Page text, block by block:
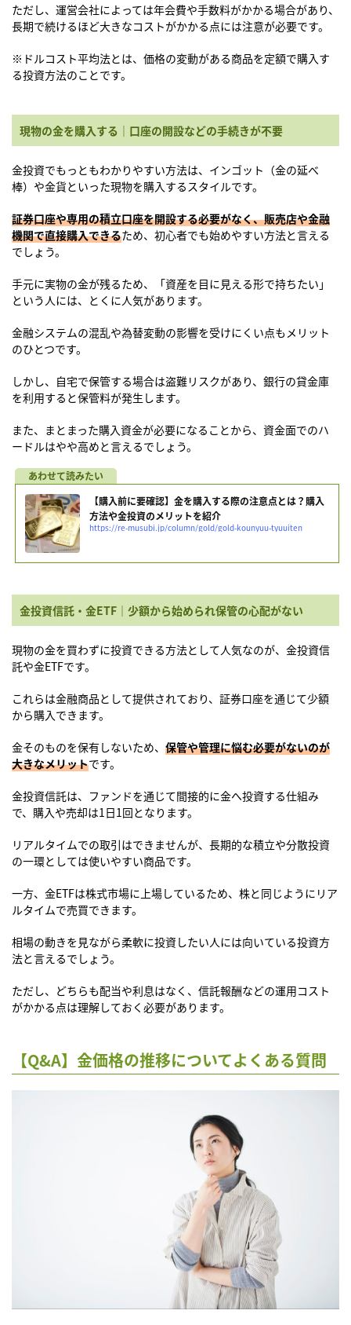
ただし、運営会社によっては年会費や手数料がかかる場合があり、
長期で続けるほど大きなコストがかかる点には注意が必要です。
※ドルコスト平均法とは、価格の変動がある商品を定額で購入す
る投資方法のことです。
現物の金を購入する｜口座の開設などの手続きが不要
金投資でもっともわかりやすい方法は、インゴット（金の延べ
棒）や金貨といった現物を購入するスタイルです。
証券口座や専用の積立口座を開設する必要がなく、販売店や金融
機関で直接購入できるため、初心者でも始めやすい方法と言える
でしょう。
手元に実物の金が残るため、「資産を目に見える形で持ちたい」
という人には、とくに人気があります。
金融システムの混乱や為替変動の影響を受けにくい点もメリット
のひとつです。
しかし、自宅で保管する場合は盗難リスクがあり、銀行の貸金庫
を利用すると保管料が発生します。
また、まとまった購入資金が必要になることから、資金面でのハ
ードルはやや高めと言えるでしょう。
【購入前に要確認】金を購入する際の注意点とは？購入
方法や金投資のメリットを紹介
https://re-musubi.jp/column/gold/gold-kounyuu-tyuuiten
金投資信託・金ETF｜少額から始められ保管の心配がない
現物の金を買わずに投資できる方法として人気なのが、金投資信
託や金ETFです。
これらは金融商品として提供されており、証券口座を通じて少額
から購入できます。
金そのものを保有しないため、 保管や管理に悩む必要がないのが
大きなメリットです。
金投資信託は、ファンドを通じて間接的に金へ投資する仕組み
で、購入や売却は1日1回となります。
リアルタイムでの取引はできませんが、長期的な積立や分散投資
の一環としては使いやすい商品です。
一方、金ETFは株式市場に上場しているため、株と同じようにリア
ルタイムで売買できます。
相場の動きを見ながら柔軟に投資したい人には向いている投資方
法と言えるでしょう。
ただし、どちらも配当や利息はなく、信託報酬などの運用コスト
がかかる点は理解しておく必要があります。
【Q&A】金価格の推移についてよくある質問